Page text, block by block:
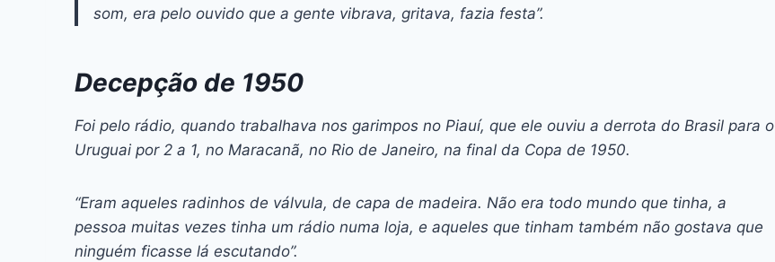
som, era pelo ouvido que a gente vibrava, gritava, fazia festa”.
Decepção de 1950
Foi pelo rádio, quando trabalhava nos garimpos no Piauí, que ele ouviu a derrota do Brasil para o
Uruguai por 2 a 1, no Maracanã, no Rio de Janeiro, na final da Copa de 1950.
“Eram aqueles radinhos de válvula, de capa de madeira. Não era todo mundo que tinha, a
pessoa muitas vezes tinha um rádio numa loja, e aqueles que tinham também não gostava que
ninguém ficasse lá escutando”.